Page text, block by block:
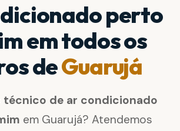
perto
em todos os
deGuarujá
técnico de ar condicionado
em Guarujá? Atendemos